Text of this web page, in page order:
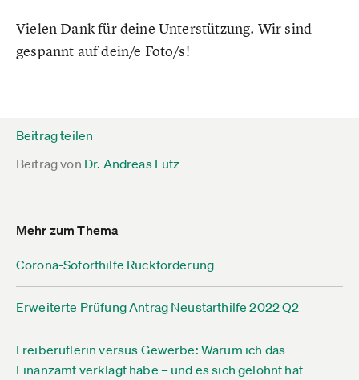
Vielen Dank für deine Unterstützung. Wir sind
gespannt auf dein/e Foto/s!
Beitrag teilen
Beitrag von Dr. Andreas Lutz
Mehr zum Thema
Corona-Soforthilfe Rückforderung
Erweiterte Prüfung Antrag Neustarthilfe 2022 Q2
Freiberuflerin versus Gewerbe: Warum ich das
Finanzamt verklagt habe – und es sich gelohnt hat